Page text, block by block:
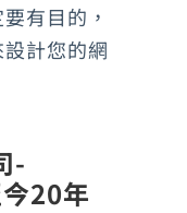
有目的，
計您的網
-
20年